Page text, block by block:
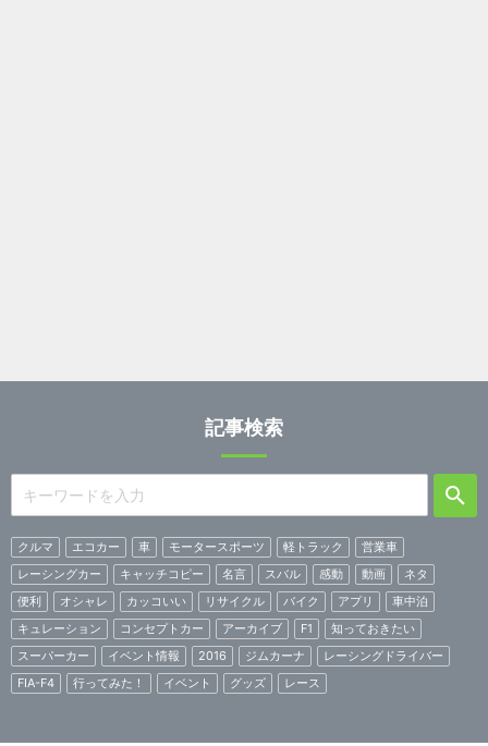
記事検索
クルマ エコカー 車 モータースポーツ 軽トラック
営業車
レーシングカー
キャッチコピー 名言 スバル 感動 動画
ネタ
便利
オシャレ カッコいい リサイクル バイク アプリ
車中泊
キュレーション
コンセプトカー アーカイブ F1
知っておきたい
スーパーカー
イベント情報 2016 ジムカーナ
レーシングドライバー
FIA-F4
行ってみた！ イベント グッズ レース